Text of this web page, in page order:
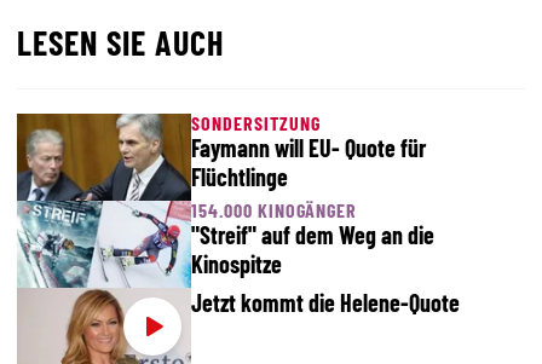
LESEN SIE AUCH
SONDERSITZUNG
Faymann will EU- Quote für
Flüchtlinge
154.000 KINOGÄNGER
"Streif" auf dem Weg an die
Kinospitze
Jetzt kommt die Helene-Quote